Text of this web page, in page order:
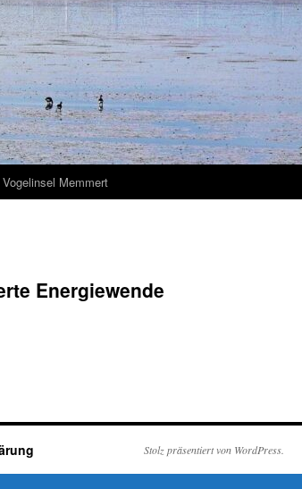
Vogelinsel Memmert
Energiewende
Stolz präsentiert von WordPress.